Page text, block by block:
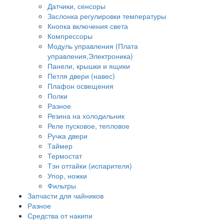
Датчики, сенсоры
Заслонка регулировки температуры
Кнопка включения света
Компрессоры
Модуль управления (Плата
управления,Электроника)
Панели, крышки и ящики
Петля двери (навес)
Плафон освещения
Полки
Разное
Резина на холодильник
Реле пусковое, тепловое
Ручка двери
Таймер
Термостат
Тэн оттайки (испарителя)
Упор, ножки
Фильтры
Запчасти для чайников
Разное
Средства от накипи